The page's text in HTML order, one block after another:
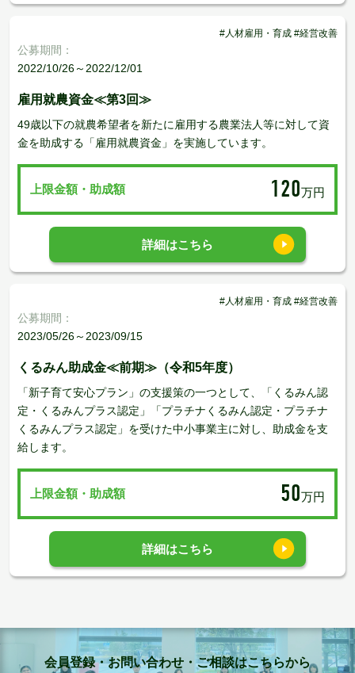
#人材雇用・育成 #経営改善
公募期間：
2022/10/26～2022/12/01
雇用就農資金≪第3回≫
49歳以下の就農希望者を新たに雇用する農業法人等に対して資
金を助成する「雇用就農資金」を実施しています。
上限金額・助成額 120万円
詳細はこちら
#人材雇用・育成 #経営改善
公募期間：
2023/05/26～2023/09/15
くるみん助成金≪前期≫（令和5年度）
「新子育て安心プラン」の支援策の一つとして、「くるみん認
定・くるみんプラス認定」「プラチナくるみん認定・プラチナ
くるみんプラス認定」を受けた中小事業主に対し、助成金を支
給します。
上限金額・助成額 50万円
詳細はこちら
会員登録・お問い合わせ・ご相談はこちらから